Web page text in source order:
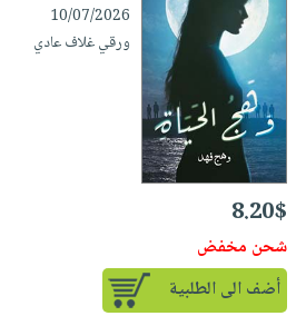
10/07/2026
ورقي غلاف عادي
8.20$
شحن مخفض
أضف الى الطلبية